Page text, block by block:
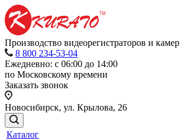
Производство видеорегистраторов и камер
8 800 234-53-04
Ежедневно: с 06:00 до 14:00
по Московскому времени
Заказать звонок
Новосибирск, ул. Крылова, 26
Каталог